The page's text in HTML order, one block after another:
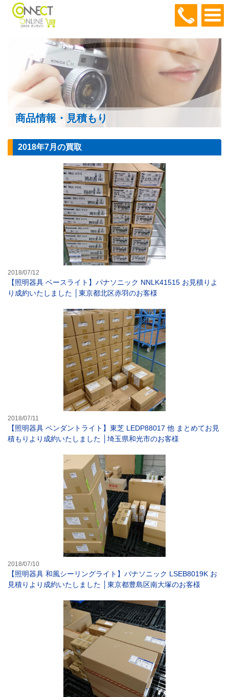
048-
商品情報・見積もり
2018年7月の買取
2018/07/12
【照明器具 ベースライト】パナソニック NNLK41515 お見積りよ
り成約いたしました │東京都北区赤羽のお客様
2018/07/11
【照明器具 ペンダントライト】東芝 LEDP88017 他 まとめてお見
積もりより成約いたしました │埼玉県和光市のお客様
2018/07/10
【照明器具 和風シーリングライト】パナソニック LSEB8019K お
見積りより成約いたしました │東京都豊島区南大塚のお客様